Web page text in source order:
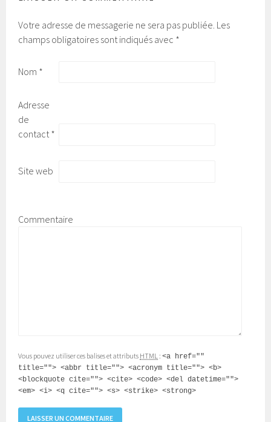
Votre adresse de messagerie ne sera pas publiée. Les
champs obligatoires sont indiqués avec *
Nom *
Adresse
de
contact*
Site web
Commentaire
Vous pouvez utiliser ces balises et attributs HTML :<a href=""
title=""> <abbr title=""> <acronym title=""> <b>
<blockquote cite=""> <cite> <code> <del datetime="">
<em> <i> <q cite=""> <s> <strike> <strong>